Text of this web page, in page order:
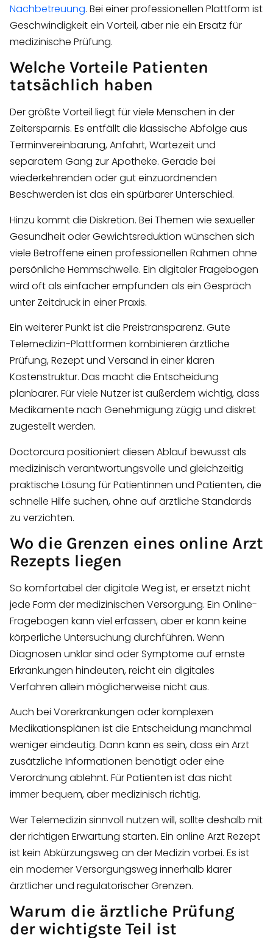
Nachbetreuung. Bei einer professionellen Plattform ist
Geschwindigkeit ein Vorteil, aber nie ein Ersatz für
medizinische Prüfung.
Welche Vorteile Patienten
tatsächlich haben
Der größte Vorteil liegt für viele Menschen in der
Zeitersparnis. Es entfällt die klassische Abfolge aus
Terminvereinbarung, Anfahrt, Wartezeit und
separatem Gang zur Apotheke. Gerade bei
wiederkehrenden oder gut einzuordnenden
Beschwerden ist das ein spürbarer Unterschied.
Hinzu kommt die Diskretion. Bei Themen wie sexueller
Gesundheit oder Gewichtsreduktion wünschen sich
viele Betroffene einen professionellen Rahmen ohne
persönliche Hemmschwelle. Ein digitaler Fragebogen
wird oft als einfacher empfunden als ein Gespräch
unter Zeitdruck in einer Praxis.
Ein weiterer Punkt ist die Preistransparenz. Gute
Telemedizin-Plattformen kombinieren ärztliche
Prüfung, Rezept und Versand in einer klaren
Kostenstruktur. Das macht die Entscheidung
planbarer. Für viele Nutzer ist außerdem wichtig, dass
Medikamente nach Genehmigung zügig und diskret
zugestellt werden.
Doctorcura positioniert diesen Ablauf bewusst als
medizinisch verantwortungsvolle und gleichzeitig
praktische Lösung für Patientinnen und Patienten, die
schnelle Hilfe suchen, ohne auf ärztliche Standards
zu verzichten.
Wo die Grenzen eines online Arzt
Rezepts liegen
So komfortabel der digitale Weg ist, er ersetzt nicht
jede Form der medizinischen Versorgung. Ein Online-
Fragebogen kann viel erfassen, aber er kann keine
körperliche Untersuchung durchführen. Wenn
Diagnosen unklar sind oder Symptome auf ernste
Erkrankungen hindeuten, reicht ein digitales
Verfahren allein möglicherweise nicht aus.
Auch bei Vorerkrankungen oder komplexen
Medikationsplänen ist die Entscheidung manchmal
weniger eindeutig. Dann kann es sein, dass ein Arzt
zusätzliche Informationen benötigt oder eine
Verordnung ablehnt. Für Patienten ist das nicht
immer bequem, aber medizinisch richtig.
Wer Telemedizin sinnvoll nutzen will, sollte deshalb mit
der richtigen Erwartung starten. Ein online Arzt Rezept
ist kein Abkürzungsweg an der Medizin vorbei. Es ist
ein moderner Versorgungsweg innerhalb klarer
ärztlicher und regulatorischer Grenzen.
Warum die ärztliche Prüfung
der wichtigste Teil ist